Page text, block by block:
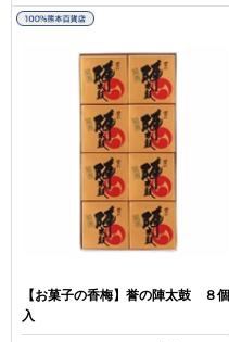
【お菓子の香梅】誉の陣太鼓 ８個
入